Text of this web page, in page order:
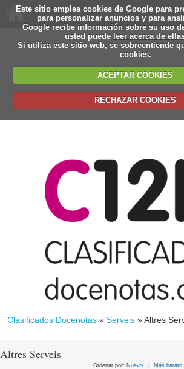
Este sitio emplea cookies de Google para
para personalizar anuncios y para
Google recibe información sobre su uso
usted puede leer acerca de
Si utiliza este sitio web, se sobreentiende
cookies.
ACEPTAR COOKIES
RECHAZAR COOKIES
Clasificados Docenotas » Serveis »Altres
Altres Serveis
Ordenar por: Nuevo Más barato